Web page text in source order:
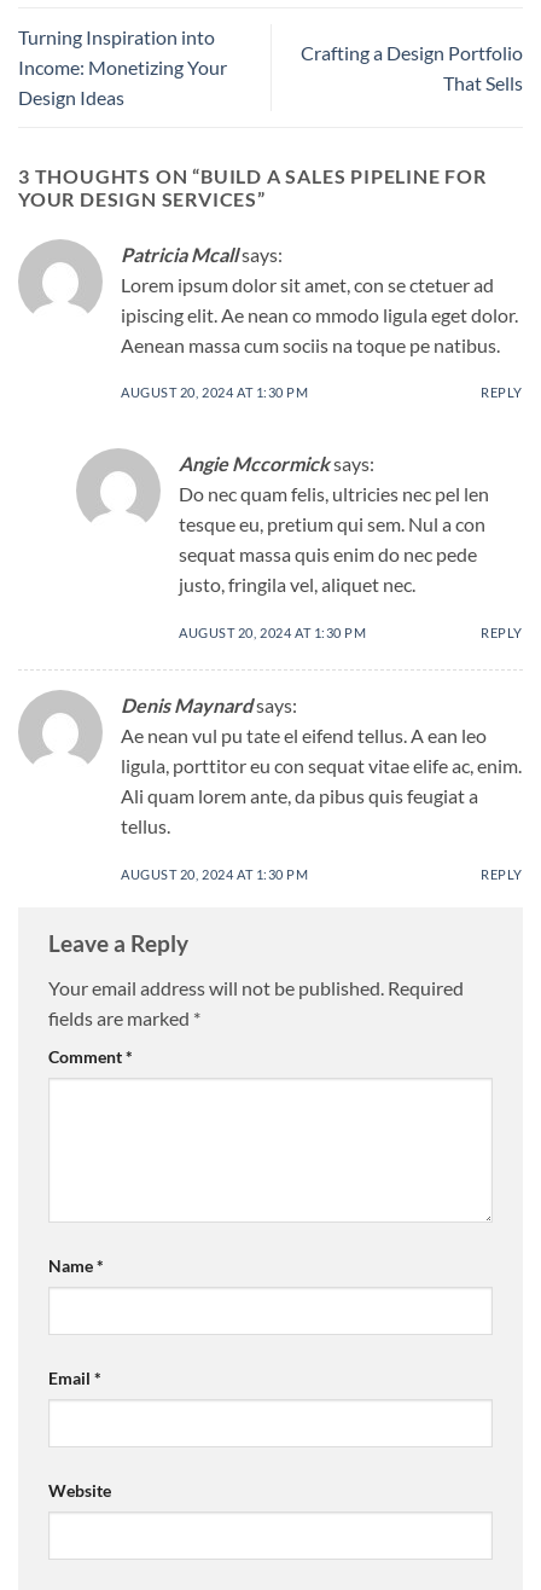
Turning Inspiration into
Income: Monetizing Your
Design Ideas
Crafting a Design Portfolio
That Sells
3 THOUGHTS ON “BUILD A SALES PIPELINE FOR
YOUR DESIGN SERVICES”
Patricia Mcallsays:
Lorem ipsum dolor sit amet, con se ctetuer ad
ipiscing elit. Ae nean co mmodo ligula eget dolor.
Aenean massa cum sociis na toque pe natibus.
AUGUST 20, 2024 AT 1:30 PM REPLY
Angie Mccormicksays:
Do nec quam felis, ultricies nec pel len
tesque eu, pretium qui sem. Nul a con
sequat massa quis enim do nec pede
justo, fringila vel, aliquet nec.
AUGUST 20, 2024 AT 1:30 PM REPLY
Denis Maynardsays:
Ae nean vul pu tate el eifend tellus. A ean leo
ligula, porttitor eu con sequat vitae elife ac, enim.
Ali quam lorem ante, da pibus quis feugiat a
tellus.
AUGUST 20, 2024 AT 1:30 PM REPLY
Leave a Reply
Your email address will not be published. Required
fields are marked *
Comment*
Name*
Email *
Website